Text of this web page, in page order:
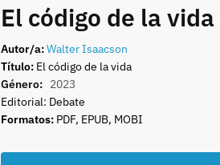
El código de la
Autor/a:Walter Isaacson
Título: El código de la vida
Género: 2023
Editorial: Debate
Formatos: PDF, EPUB, MOBI